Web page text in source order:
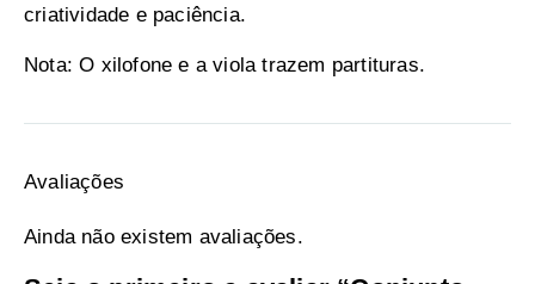
criatividade e paciência.
Nota: O xilofone e a viola trazem partituras.
Avaliações
Ainda não existem avaliações.